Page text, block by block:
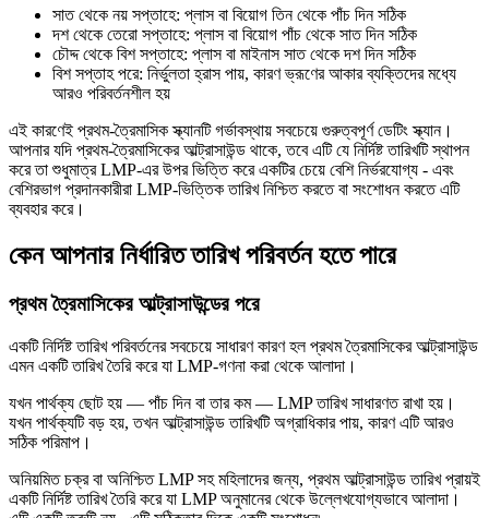
সাত থেকে নয় সপ্তাহে: প্লাস বা বিয়োগ তিন থেকে পাঁচ দিন সঠিক
দশ থেকে তেরো সপ্তাহে: প্লাস বা বিয়োগ পাঁচ থেকে সাত দিন সঠিক
চৌদ্দ থেকে বিশ সপ্তাহে: প্লাস বা মাইনাস সাত থেকে দশ দিন সঠিক
বিশ সপ্তাহ পরে: নির্ভুলতা হ্রাস পায়, কারণ ভ্রূণের আকার ব্যক্তিদের মধ্যে
আরও পরিবর্তনশীল হয়
এই কারণেই প্রথম-ত্রৈমাসিক স্ক্যানটি গর্ভাবস্থায় সবচেয়ে গুরুত্বপূর্ণ ডেটিং স্ক্যান।
আপনার যদি প্রথম-ত্রৈমাসিকের আল্ট্রাসাউন্ড থাকে, তবে এটি যে নির্দিষ্ট তারিখটি স্থাপন
করে তা শুধুমাত্র LMP-এর উপর ভিত্তি করে একটির চেয়ে বেশি নির্ভরযোগ্য - এবং
বেশিরভাগ প্রদানকারীরা LMP-ভিত্তিক তারিখ নিশ্চিত করতে বা সংশোধন করতে এটি
ব্যবহার করে।
কেন আপনার নির্ধারিত তারিখ পরিবর্তন হতে পারে
প্রথম ত্রৈমাসিকের আল্ট্রাসাউন্ডের পরে
একটি নির্দিষ্ট তারিখ পরিবর্তনের সবচেয়ে সাধারণ কারণ হল প্রথম ত্রৈমাসিকের আল্ট্রাসাউন্ড
এমন একটি তারিখ তৈরি করে যা LMP-গণনা করা থেকে আলাদা।
যখন পার্থক্য ছোট হয় — পাঁচ দিন বা তার কম — LMP তারিখ সাধারণত রাখা হয়।
যখন পার্থক্যটি বড় হয়, তখন আল্ট্রাসাউন্ড তারিখটি অগ্রাধিকার পায়, কারণ এটি আরও
সঠিক পরিমাপ।
অনিয়মিত চক্র বা অনিশ্চিত LMP সহ মহিলাদের জন্য, প্রথম আল্ট্রাসাউন্ড তারিখ প্রায়ই
একটি নির্দিষ্ট তারিখ তৈরি করে যা LMP অনুমানের থেকে উল্লেখযোগ্যভাবে আলাদা।